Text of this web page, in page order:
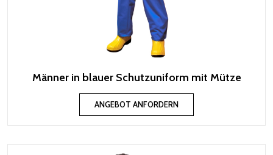
Männer in blauer Schutzuniform mit Mütze
ANGEBOT ANFORDERN